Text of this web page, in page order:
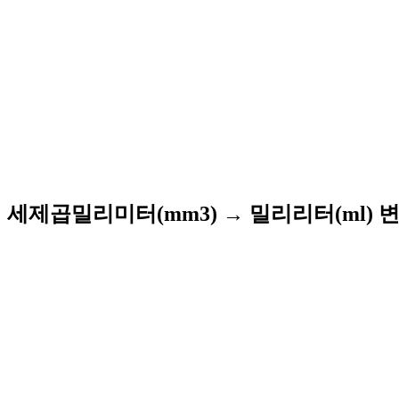
세제곱밀리미터(mm3) → 밀리리터(ml)